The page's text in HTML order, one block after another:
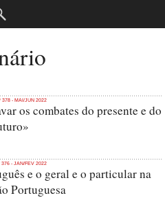
378 - MAI/JUN 2022
os combates do presente e do
376 - JAN/FEV 2022
e o geral e o particular na
Portuguesa